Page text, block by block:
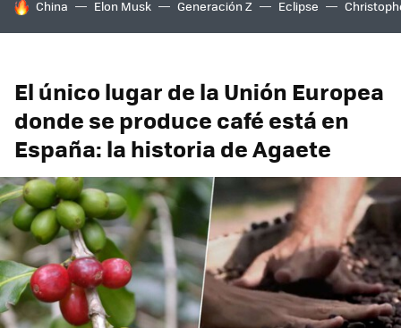
HOY SE HABLA DE
China Elon Musk Generación Z Eclipse
El único lugar de la Unión Europea
donde se produce café está en
España: la historia de Agaete